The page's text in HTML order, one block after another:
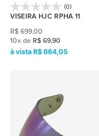
(0)
VISEIRA HJC RPHA 11
R$ 699,00
10x de R$ 69,90
R$ 664,05